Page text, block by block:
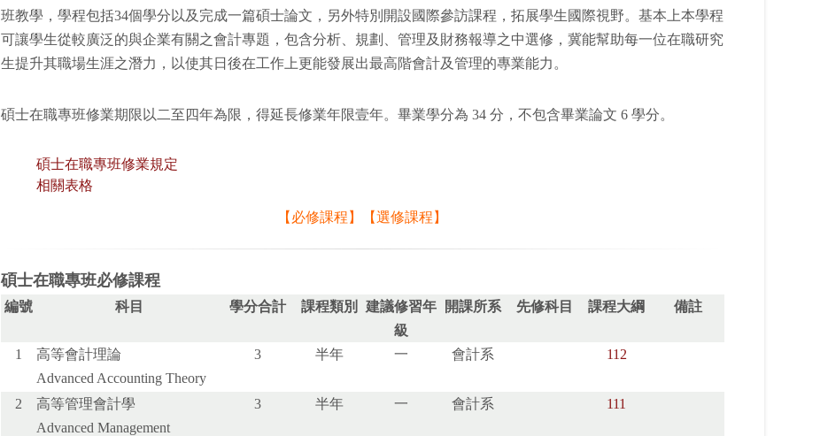
班教學，學程包括34個學分以及完成一篇碩士論文，另外特別開設國際參訪課程，拓展學生國際視野。基本上本學程
可讓學生從較廣泛的與企業有關之會計專題，包含分析、規劃、管理及財務報導之中選修，冀能幫助每一位在職研究
生提升其職場生涯之潛力，以使其日後在工作上更能發展出最高階會計及管理的專業能力。
碩士在職專班修業期限以二至四年為限，得延長修業年限壹年。畢業學分為 34 分，不包含畢業論文 6 學分。
碩士在職專班修業規定
相關表格
【 必修課程 】【選修課程 】
碩士在職專班必修課程
編號 科目 學分合計 課程類別
建議修習年
級
開課所系 先修科目 課程大綱 備註
1
高等會計理論
Advanced Accounting Theory
3 半年 一 會計系 112
2
高等管理會計學
Advanced Management
3 半年 一 會計系 111